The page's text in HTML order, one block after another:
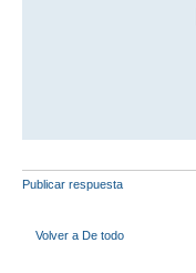
Publicar respuesta
Volver a De todo